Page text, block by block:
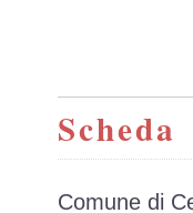
Scheda
Comune di